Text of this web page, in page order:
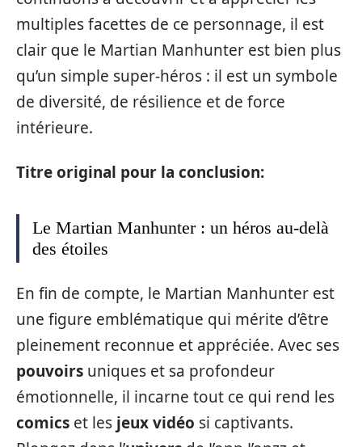
multiples facettes de ce personnage, il est
clair que le Martian Manhunter est bien plus
qu’un simple super-héros : il est un symbole
de diversité, de résilience et de force
intérieure.
Titre original pour la conclusion:
Le Martian Manhunter : un héros au-delà
des étoiles
En fin de compte, le Martian Manhunter est
une figure emblématique qui mérite d’être
pleinement reconnue et appréciée. Avec ses
pouvoirs uniques et sa profondeur
émotionnelle, il incarne tout ce qui rend les
comics et les jeux vidéo si captivants.